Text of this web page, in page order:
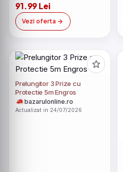
91.99 Lei
Vezi oferta
Prelungitor 3 Prize cu
Protectie 5m Engros
bazarulonline.ro
Actualizat in 24/07/2026